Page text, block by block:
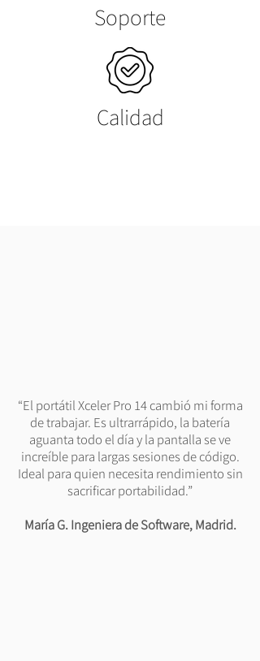
Soporte
Calidad
“El portátil Xceler Pro 14 cambió mi forma
de trabajar. Es ultrarrápido, la batería
aguanta todo el día y la pantalla se ve
increíble para largas sesiones de código.
Ideal para quien necesita rendimiento sin
sacrificar portabilidad.”
María G. Ingeniera de Software, Madrid.